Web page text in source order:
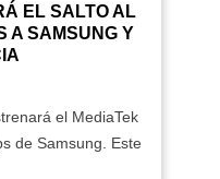
EL SALTO AL
A SAMSUNG Y
el MediaTek
de Samsung. Este